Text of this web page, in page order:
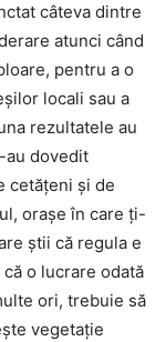
câteva dintre
atunci când
pentru a o
locali sau a
rezultatele au
au dovedit
cetățeni și de
orașe în care ți-
știi că regula e
o lucrare odată
ori, trebuie să
vegetație